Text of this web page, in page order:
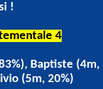
!
4
Baptiste (4m,
(5m, 20%)